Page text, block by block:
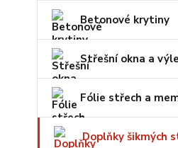
Betonové krytiny
Střešní okna a
Fólie střech a
Doplňky šikmých